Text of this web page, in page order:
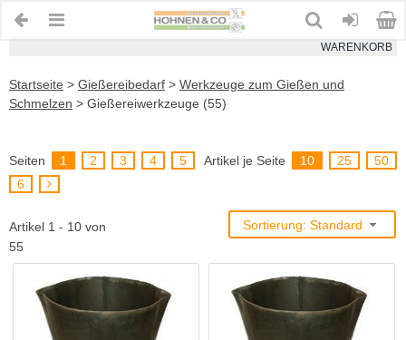
WARENKORB
Startseite > Gießereibedarf > Werkzeuge zum Gießen und
Schmelzen > Gießereiwerkzeuge (55)
Seiten 1 2 3 4
5
6
Artikel je Seite 10 25 50
Artikel 1 - 10 von
55
Sortierung: Standard